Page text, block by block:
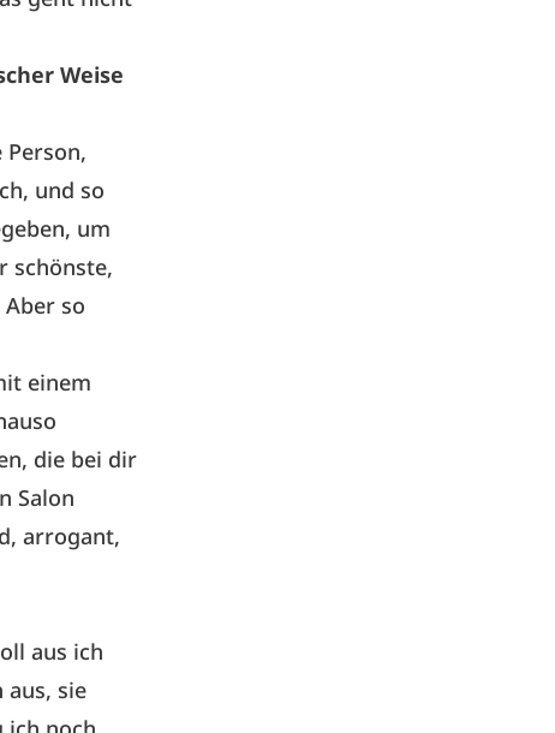
Weise
Person,
und so
um
schönste,
so
einem
die bei dir
Salon
arrogant,
aus ich
aus, sie